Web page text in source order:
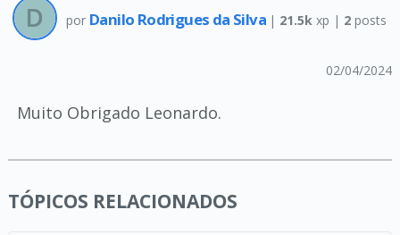
por Danilo Rodrigues da Silva | 21.5k xp | 2 posts
02/04/2024
Muito Obrigado Leonardo.
TÓPICOS RELACIONADOS